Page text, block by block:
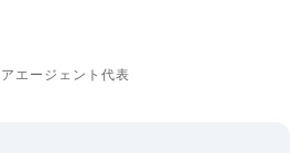
エージェント代表